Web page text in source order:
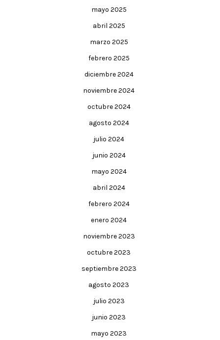
mayo 2025
abril 2025
marzo 2025
febrero 2025
diciembre 2024
noviembre 2024
octubre 2024
agosto 2024
julio 2024
junio 2024
mayo 2024
abril 2024
febrero 2024
enero 2024
noviembre 2023
octubre 2023
septiembre 2023
agosto 2023
julio 2023
junio 2023
mayo 2023